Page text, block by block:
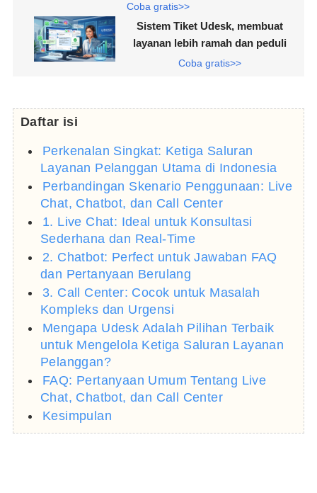
Coba gratis>>
Sistem Tiket Udesk, membuat
layanan lebih ramah dan peduli
Coba gratis>>
Daftar isi
Perkenalan Singkat: Ketiga Saluran
Layanan Pelanggan Utama di Indonesia
Perbandingan Skenario Penggunaan: Live
Chat, Chatbot, dan Call Center
1. Live Chat: Ideal untuk Konsultasi
Sederhana dan Real-Time
2. Chatbot: Perfect untuk Jawaban FAQ
dan Pertanyaan Berulang
3. Call Center: Cocok untuk Masalah
Kompleks dan Urgensi
Mengapa Udesk Adalah Pilihan Terbaik
untuk Mengelola Ketiga Saluran Layanan
Pelanggan?
FAQ: Pertanyaan Umum Tentang Live
Chat, Chatbot, dan Call Center
Kesimpulan